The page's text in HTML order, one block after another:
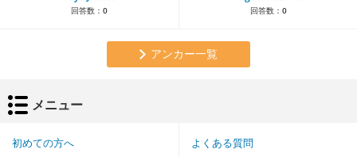
回答数： 0 回答数： 0
アンカー一覧
メニュー
初めての方へ よくある質問